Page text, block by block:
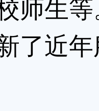
师生
了近